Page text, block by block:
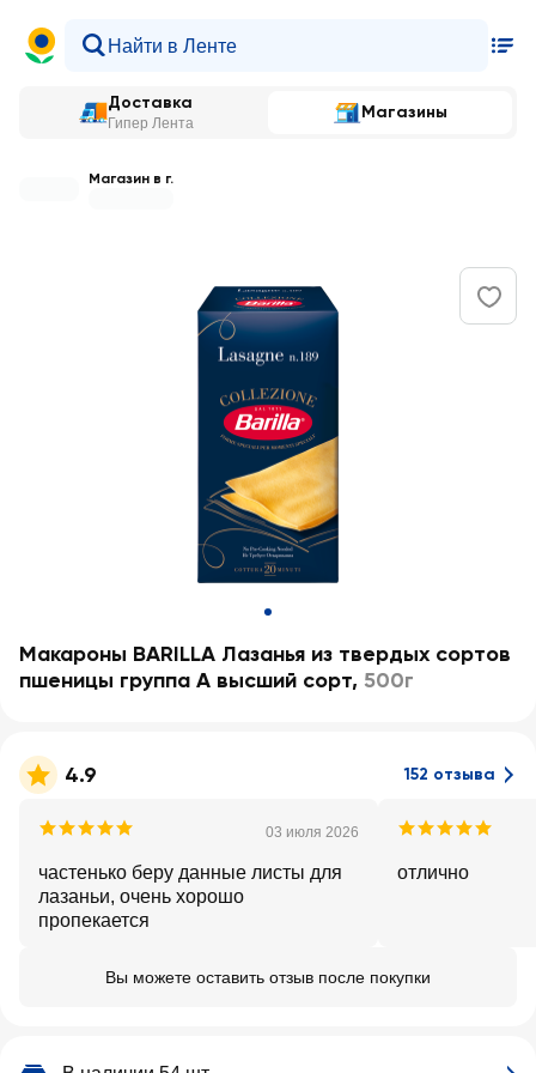
Доставка
Гипер Лента
Магазины
Магазин в г.
Макароны BARILLA Лазанья из твердых сортов
пшеницы группа А высший сорт, 500г
4.9 152 отзыва
03 июля 2026
частенько беру данные листы для
лазаньи, очень хорошо
пропекается
отлично
Вы можете оставить отзыв после покупки